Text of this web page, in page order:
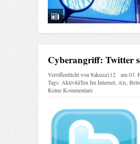
Cyberangriff: Twitter
Veröffentlicht von¥akuza112 am03.
Tags: AktivitäTen Im Internet, Als
Keine Kommentare